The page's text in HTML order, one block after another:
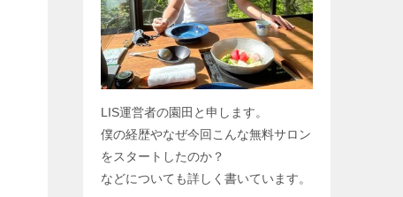
LIS運営者の園田と申します。
僕の経歴やなぜ今回こんな無料サロン
をスタートしたのか？
などについても詳しく書いています。